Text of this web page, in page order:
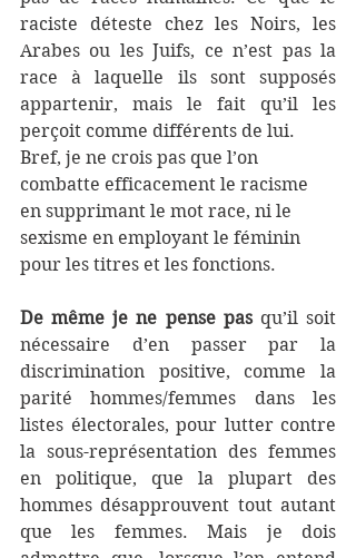
raciste déteste chez les Noirs, les
Arabes ou les Juifs, ce n’est pas la
race à laquelle ils sont supposés
appartenir, mais le fait qu’il les
perçoit comme différents de lui.
Bref, je ne crois pas que l’on
combatte efficacement le racisme
en supprimant le mot race, ni le
sexisme en employant le féminin
pour les titres et les fonctions.
De même je ne pense pas qu’il soit
nécessaire d’en passer par la
discrimination positive, comme la
parité hommes/femmes dans les
listes électorales, pour lutter contre
la sous-représentation des femmes
en politique, que la plupart des
hommes désapprouvent tout autant
que les femmes. Mais je dois